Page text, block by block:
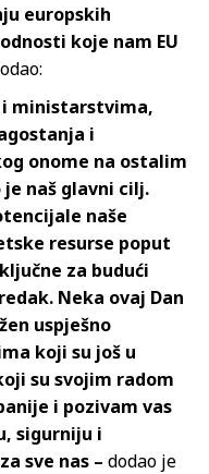
europskih
koje nam EU
i ministarstvima,
i
onome na ostalim
naš glavni cilj.
naše
resurse poput
za budući
Neka ovaj Dan
uspješno
koji su još u
su svojim radom
i pozivam vas
sigurniju i
sve nas – dodao je